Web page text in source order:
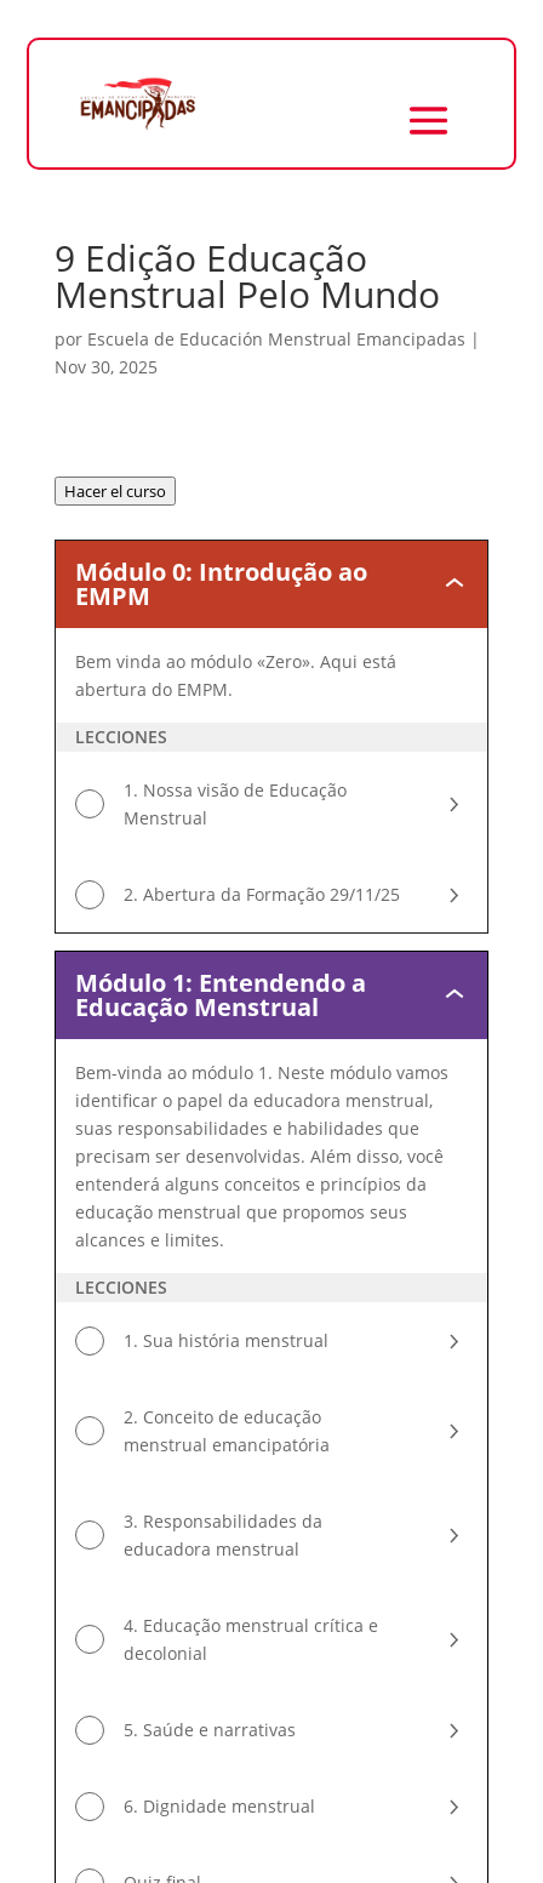
9 Edição Educação
Menstrual Pelo Mundo
por Escuela de Educación Menstrual Emancipadas |
Nov 30, 2025
Hacer el curso
Módulo 0: Introdução ao
EMPM
Módulo
Introdução
Bem vinda ao módulo «Zero». Aqui está
abertura do EMPM.
LECCIONES
1. Nossa visão de Educação
Menstrual
2. Abertura da Formação 29/11/25
Módulo 1: Entendendo a
Educação Menstrual
Módulo
Entendendo
a
Bem-vinda ao módulo 1. Neste módulo vamos
identificar o papel da educadora menstrual,
suas responsabilidades e habilidades que
precisam ser desenvolvidas. Além disso, você
entenderá alguns conceitos e princípios da
educação menstrual que propomos seus
alcances e limites.
LECCIONES
1. Sua história menstrual
2. Conceito de educação
menstrual emancipatória
3. Responsabilidades da
educadora menstrual
4. Educação menstrual crítica e
decolonial
5. Saúde e narrativas
6. Dignidade menstrual